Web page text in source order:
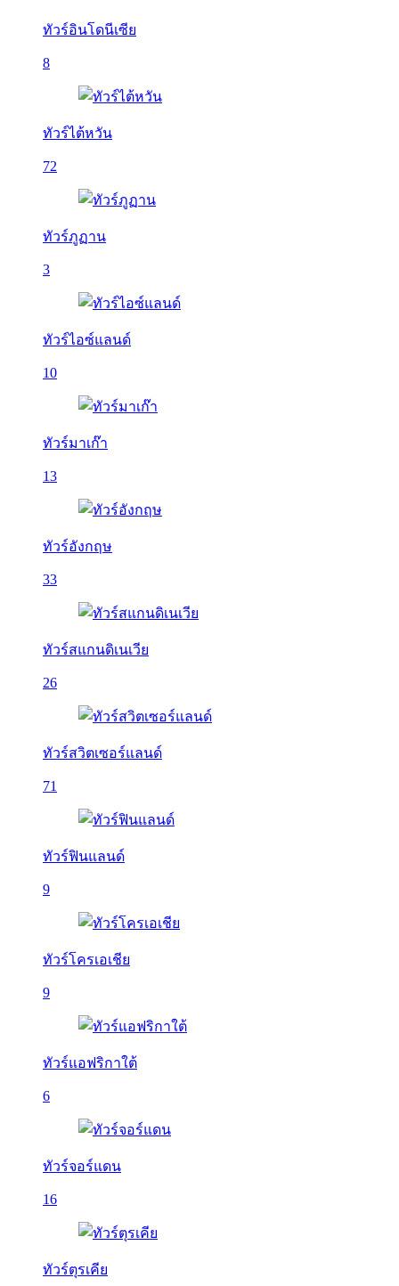
ทัวร์อินโดนีเซีย
8
ทัวร์ไต้หวัน
72
ทัวร์ภูฏาน
3
ทัวร์ไอซ์แลนด์
10
ทัวร์มาเก๊า
13
ทัวร์อังกฤษ
33
ทัวร์สแกนดิเนเวีย
26
ทัวร์สวิตเซอร์แลนด์
71
ทัวร์ฟินแลนด์
9
ทัวร์โครเอเชีย
9
ทัวร์แอฟริกาใต้
6
ทัวร์จอร์แดน
16
ทัวร์ตุรเคีย